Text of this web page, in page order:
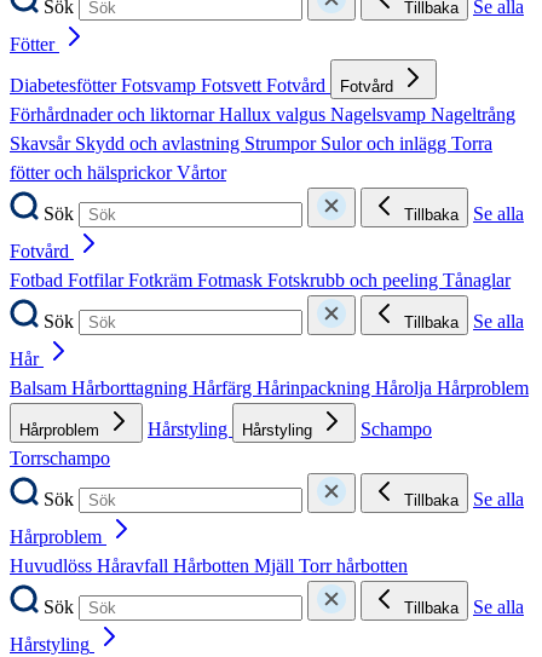
Sök
Tillbaka
Se alla
Fötter
DiabetesfötterFotsvamp FotsvettFotvård Fotvård
Förhårdnader och liktornarHallux valgus Nagelsvamp Nageltrång
Skavsår Skydd och avlastning Strumpor Sulor och inlägg Torra
fötter och hälsprickorVårtor
Sök
Tillbaka
Se alla
Fotvård
Fotbad FotfilarFotkräm Fotmask Fotskrubb och peeling Tånaglar
Sök
Tillbaka
Se alla
Hår
Balsam Hårborttagning Hårfärg Hårinpackning Hårolja Hårproblem
Hårproblem Hårstyling Hårstyling
Schampo
Torrschampo
Sök
Tillbaka
Se alla
Hårproblem
Huvudlöss Håravfall Hårbotten Mjäll Torr hårbotten
Sök
Tillbaka
Se alla
Hårstyling